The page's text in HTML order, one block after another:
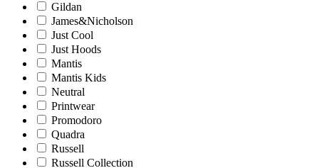
Gildan
James&Nicholson
Just Cool
Just Hoods
Mantis
Mantis Kids
Neutral
Printwear
Promodoro
Quadra
Russell
Russell Collection